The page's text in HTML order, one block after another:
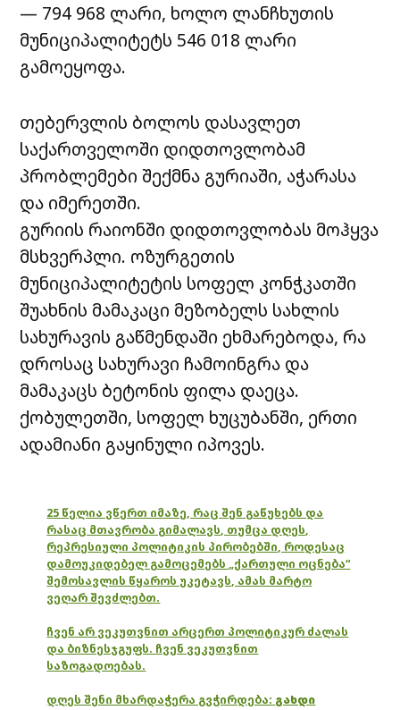
— 794 968 ლარი, ხოლო ლანჩხუთის
მუნიციპალიტეტს 546 018 ლარი
გამოეყოფა.
თებერვლის ბოლოს დასავლეთ
საქართველოში დიდთოვლობამ
პრობლემები შექმნა გურიაში, აჭარასა
და იმერეთში.
გურიის რაიონში დიდთოვლობას მოჰყვა
მსხვერპლი. ოზურგეთის
მუნიციპალიტეტის სოფელ კონჭკათში
შუახნის მამაკაცი მეზობელს სახლის
სახურავის გაწმენდაში ეხმარებოდა, რა
დროსაც სახურავი ჩამოინგრა და
მამაკაცს ბეტონის ფილა დაეცა.
ქობულეთში, სოფელ ხუცუბანში, ერთი
ადამიანი გაყინული იპოვეს.
25 წელია ვწერთ იმაზე, რაც შენ გაწუხებს და
რასაც მთავრობა გიმალავს, თუმცა დღეს,
რეპრესიული პოლიტიკის პირობებში, როდესაც
დამოუკიდებელ გამოცემებს „ქართული ოცნება“
შემოსავლის წყაროს უკეტავს, ამას მარტო
ვეღარ შევძლებთ.
ჩვენ არ ვეკუთვნით არცერთ პოლიტიკურ ძალას
და ბიზნესჯგუფს. ჩვენ ვეკუთვნით
საზოგადოებას.
დღეს შენი მხარდაჭერა გვჭირდება: გახდი